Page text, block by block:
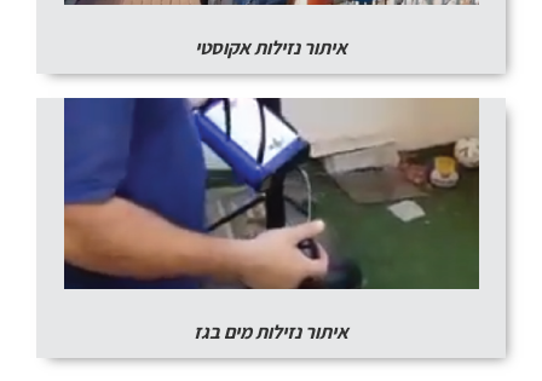
איתור נזילות אקוסטי
איתור נזילות מים בגז